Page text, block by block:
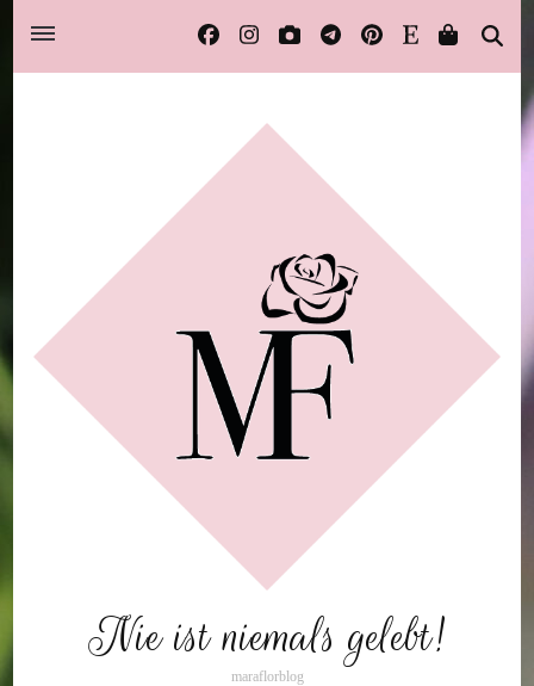
Nie ist niemals gelebt!
maraflorblog